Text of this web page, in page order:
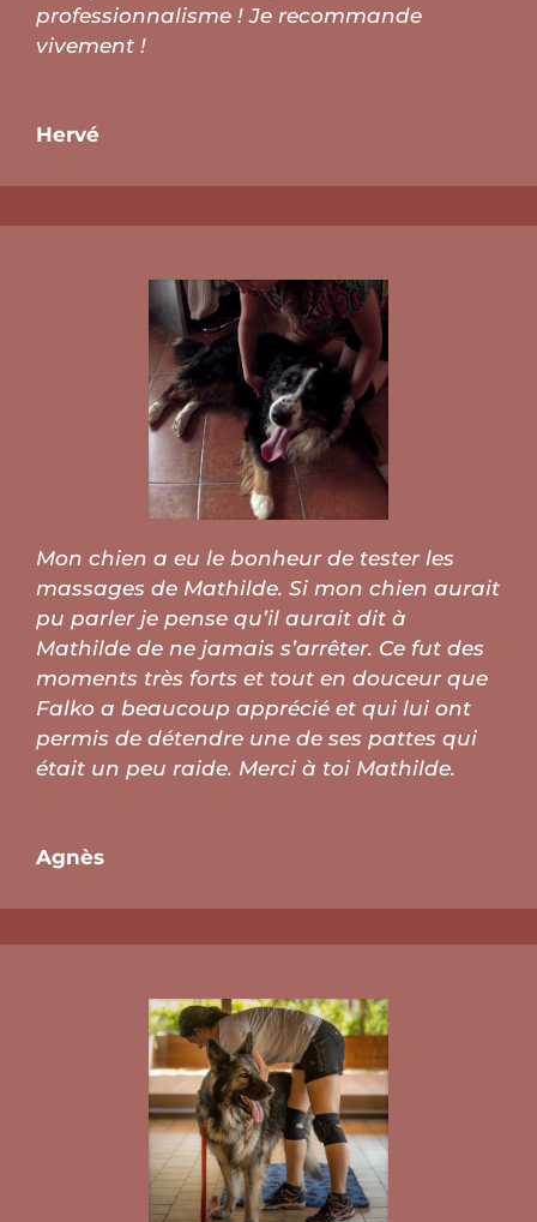
professionnalisme ! Je recommande
vivement !
Hervé
Mon chien a eu le bonheur de tester les
massages de Mathilde. Si mon chien aurait
pu parler je pense qu’il aurait dit à
Mathilde de ne jamais s’arrêter. Ce fut des
moments très forts et tout en douceur que
Falko a beaucoup apprécié et qui lui ont
permis de détendre une de ses pattes qui
était un peu raide. Merci à toi Mathilde.
Agnès